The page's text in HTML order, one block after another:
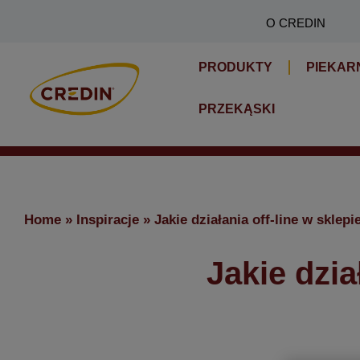
O CREDIN
PRODUKTY
PRZEKĄSKI
Home » Inspiracje » Jakie działania off-line w
Jakie